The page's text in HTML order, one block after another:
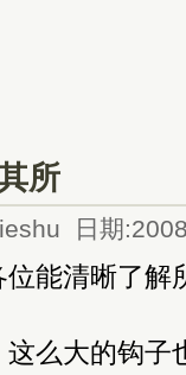
所
日期
位能清晰了解
这么大的钩子